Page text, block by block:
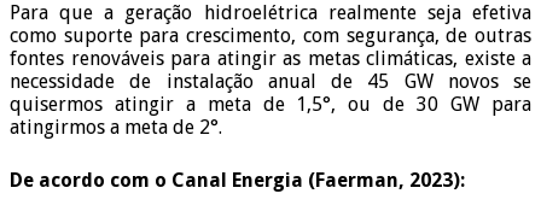
Para que a geração hidroelétrica realmente seja efetiva
como suporte para crescimento, com segurança, de outras
fontes renováveis para atingir as metas climáticas, existe a
necessidade de instalação anual de 45 GW novos se
quisermos atingir a meta de 1,5°, ou de 30 GW para
atingirmos a meta de 2°.
De acordo com o Canal Energia (Faerman, 2023):